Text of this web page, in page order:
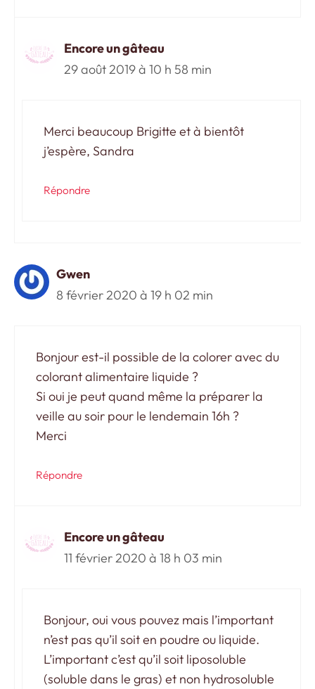
Encore un gâteau
29 août 2019 à 10 h 58 min
Merci beaucoup Brigitte et à bientôt
j’espère, Sandra
Répondre
Gwen
8 février 2020 à 19 h 02 min
Bonjour est-il possible de la colorer avec du
colorant alimentaire liquide ?
Si oui je peut quand même la préparer la
veille au soir pour le lendemain 16h ?
Merci
Répondre
Encore un gâteau
11 février 2020 à 18 h 03 min
Bonjour, oui vous pouvez mais l’important
n’est pas qu’il soit en poudre ou liquide.
L’important c’est qu’il soit liposoluble
(soluble dans le gras) et non hydrosoluble